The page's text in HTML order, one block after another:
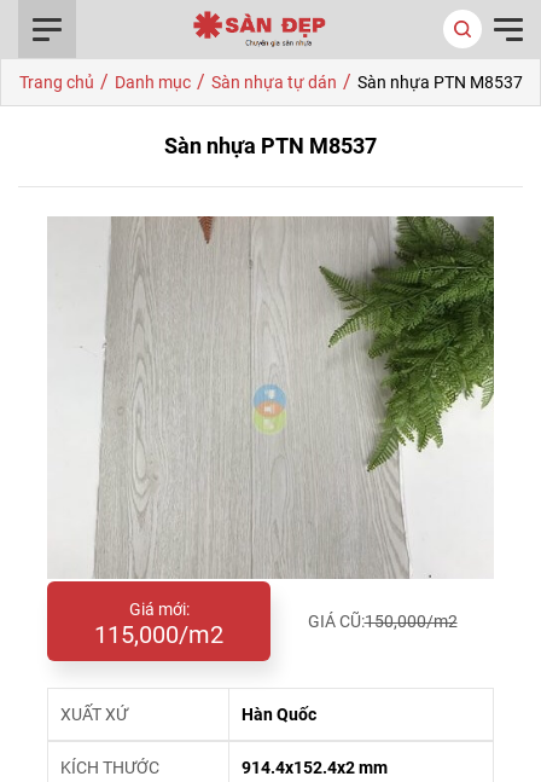
Trang chủ / Danh mục / Sàn nhựa tự dán / Sàn nhựa PTN M8537
Sàn nhựa PTN M8537
Giá mới:
115,000/m2 GIÁ CŨ:150,000/m2
XUẤT XỨ Hàn Quốc
KÍCH THƯỚC 914.4x152.4x2 mm